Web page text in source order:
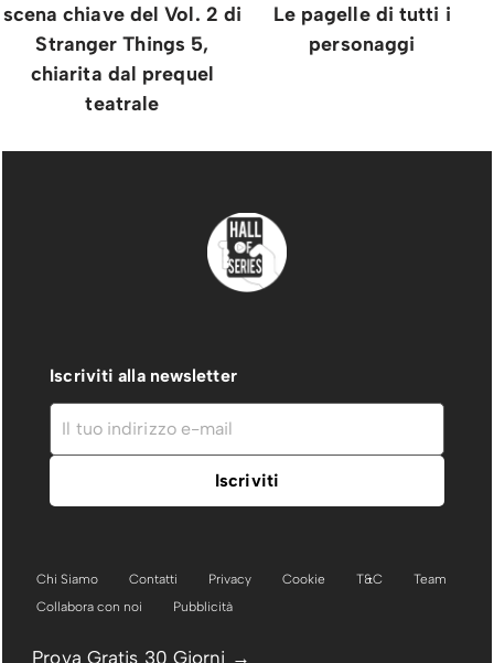
scena chiave del Vol. 2 di
Stranger Things 5,
chiarita dal prequel
teatrale
Le pagelle di tutti i
personaggi
Iscriviti alla newsletter
Chi Siamo Contatti Privacy Cookie T&C
Team
Collabora con noi
Pubblicità
Prova Gratis 30 Giorni →